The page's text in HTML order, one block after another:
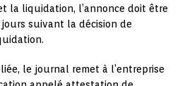
la liquidation, l’annonce doit être
suivant la décision de
le journal remet à l’entreprise